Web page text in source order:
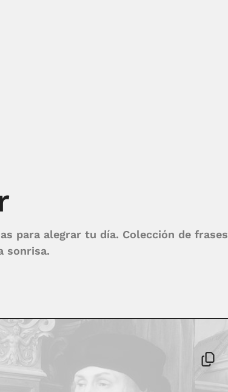
para alegrar tu día. Colección de frases
sonrisa.